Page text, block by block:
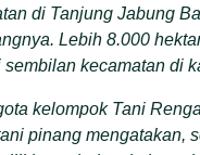
di Tanjung Jabung
Lebih 8.000
sembilan kecamatan di
kelompok Tani
pinang mengatakan,